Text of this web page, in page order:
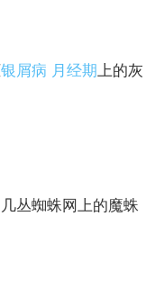
银屑病 月经期上的灰
丛蜘蛛网上的魔蛛